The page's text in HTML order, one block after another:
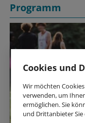
Cookies und
Wir möchten
verwenden, um
ermöglichen. Sie
und Drittanbieter
Programm